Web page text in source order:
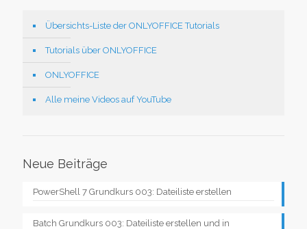
Übersichts-Liste der ONLYOFFICE Tutorials
Tutorials über ONLYOFFICE
ONLYOFFICE
Alle meine Videos auf YouTube
Neue Beiträge
PowerShell 7 Grundkurs 003: Dateiliste erstellen
Batch Grundkurs 003: Dateiliste erstellen und in